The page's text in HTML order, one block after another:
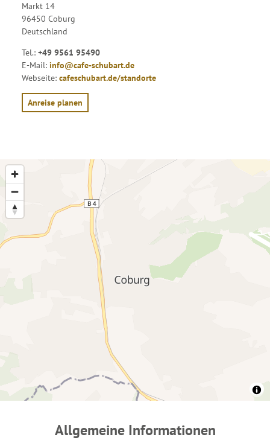
Markt 14
96450 Coburg
Deutschland
Tel.: +49 9561 95490
E-Mail: info@cafe-schubart.de
Webseite: cafeschubart.de/standorte
Anreise planen
Allgemeine Informationen